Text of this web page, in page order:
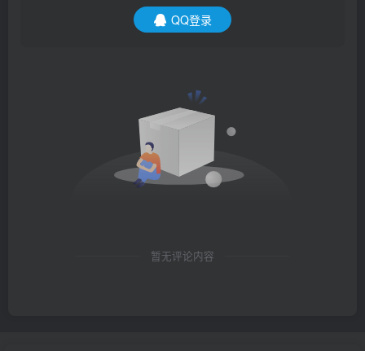
QQ登录
暂无评论内容